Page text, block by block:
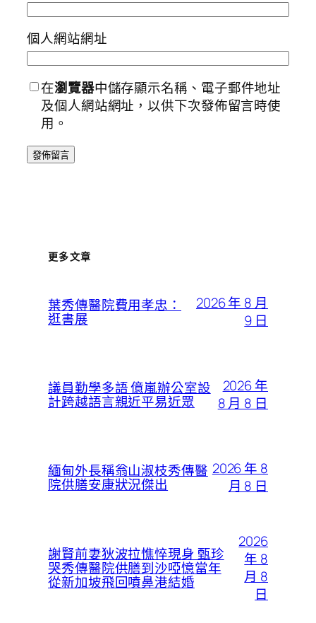
個人網站網址
在瀏覽器中儲存顯示名稱、電子郵件地址
及個人網站網址，以供下次發佈留言時使
用。
更多文章
葉秀傳醫院費用孝忠：
逛書展
2026 年 8 月
9 日
議員勤學多語 億嵐辦公室設
計跨越語言親近平易近眾
2026 年
8 月 8 日
緬甸外長稱翁山淑枝秀傳醫
院供膳安康狀況傑出
2026 年 8
月 8 日
謝賢前妻狄波拉憔悴現身 甄珍
哭秀傳醫院供膳到沙啞憶當年
從新加坡飛回噴鼻港結婚
2026
年 8
月 8
日